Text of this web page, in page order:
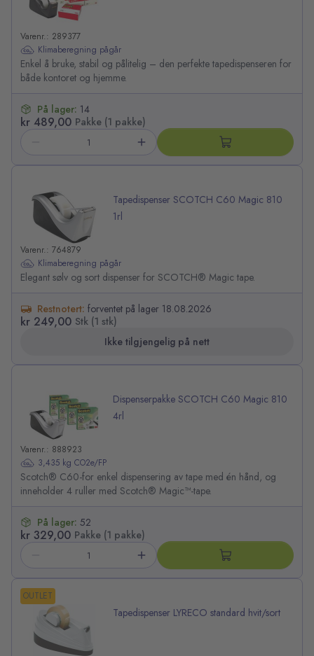
Varenr.: 289377
Klimaberegning pågår
Enkel å bruke, stabil og pålitelig – den perfekte tapedispenseren for
både kontoret og hjemme.
kr 489,00 Pakke (1 pakke)
På lager: 14
Tapedispenser SCOTCH C60 Magic 810
1rl
Varenr.: 764879
Klimaberegning pågår
Elegant sølv og sort dispenser for SCOTCH® Magic tape.
Ikke tilgjengelig på nett
kr 249,00 Stk (1 stk)
Restnotert: forventet på lager 18.08.2026
Dispenserpakke SCOTCH C60 Magic 810
4rl
Varenr.: 888923
3,435 kg CO2e/FP
Scotch® C60-for enkel dispensering av tape med én hånd, og
inneholder 4 ruller med Scotch® Magic™-tape.
kr 329,00 Pakke (1 pakke)
På lager: 52
OUTLET
Tapedispenser LYRECO standard hvit/sort